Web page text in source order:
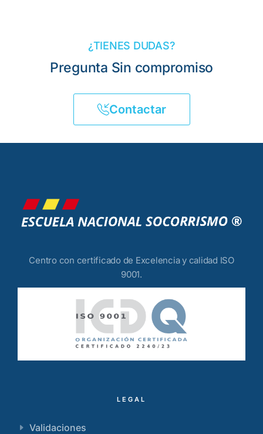
¿TIENES DUDAS?
Pregunta Sin compromiso
Contactar
Centro con certificado de Excelencia y calidad ISO
9001.
LEGAL
Validaciones